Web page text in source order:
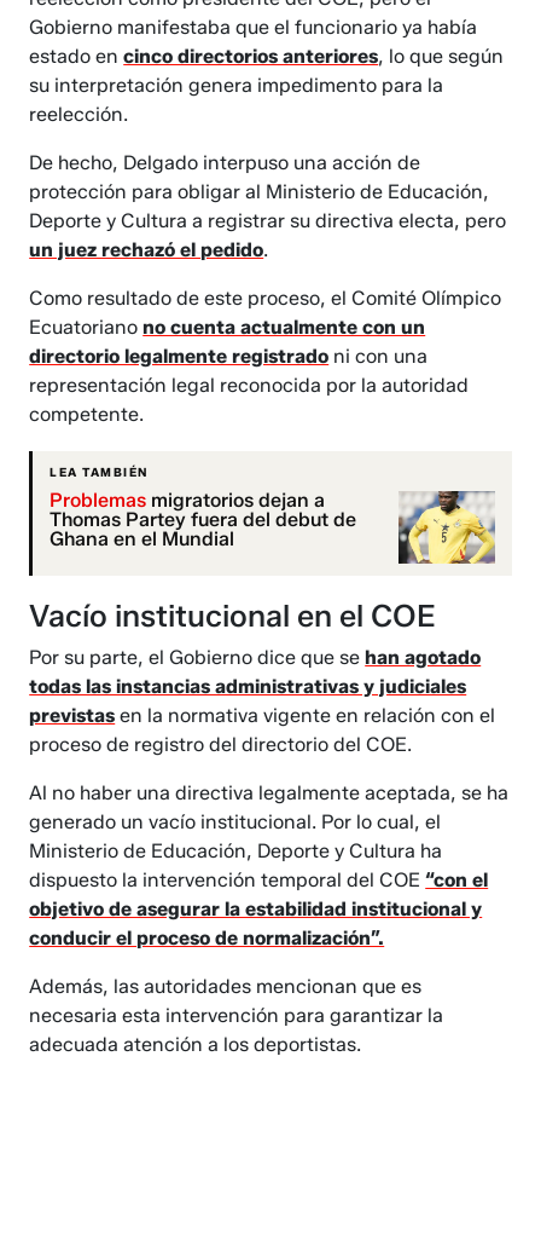
Gobierno manifestaba que el funcionario ya había
estado encinco directorios anteriores, lo que según
su interpretación genera impedimento para la
reelección.
De hecho, Delgado interpuso una acción de
protección para obligar al Ministerio de Educación,
Deporte y Cultura a registrar su directiva electa, pero
un juez rechazó el pedido.
Como resultado de este proceso, el Comité Olímpico
Ecuatorianono cuenta actualmente con un
directorio legalmente registrado ni con una
representación legal reconocida por la autoridad
competente.
LEA TAMBIÉN
Problemas migratorios dejan a
Thomas Partey fuera del debut de
Ghana en el Mundial
Vacío institucional en el COE
Por su parte, el Gobierno dice que se han agotado
todas las instancias administrativas y judiciales
previstas en la normativa vigente en relación con el
proceso de registro del directorio del COE.
Al no haber una directiva legalmente aceptada, se ha
generado un vacío institucional. Por lo cual, el
Ministerio de Educación, Deporte y Cultura ha
dispuesto la intervención temporal del COE“con el
objetivo de asegurar la estabilidad institucional y
conducir el proceso de normalización”.
Además, las autoridades mencionan que es
necesaria esta intervención para garantizar la
adecuada atención a los deportistas.